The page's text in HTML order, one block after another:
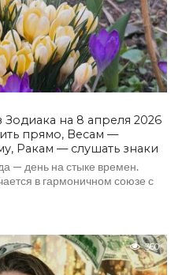
Зодиака на 8 апреля 2026
прямо, Весам —
Ракам — слушать знаки
— день на стыке времен.
в гармоничном союзе с
360